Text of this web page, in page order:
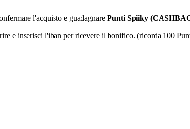
l'acquisto e guadagnare Punti Spiiky
e inserisci l'iban per ricevere il bonifico. (ricorda 100